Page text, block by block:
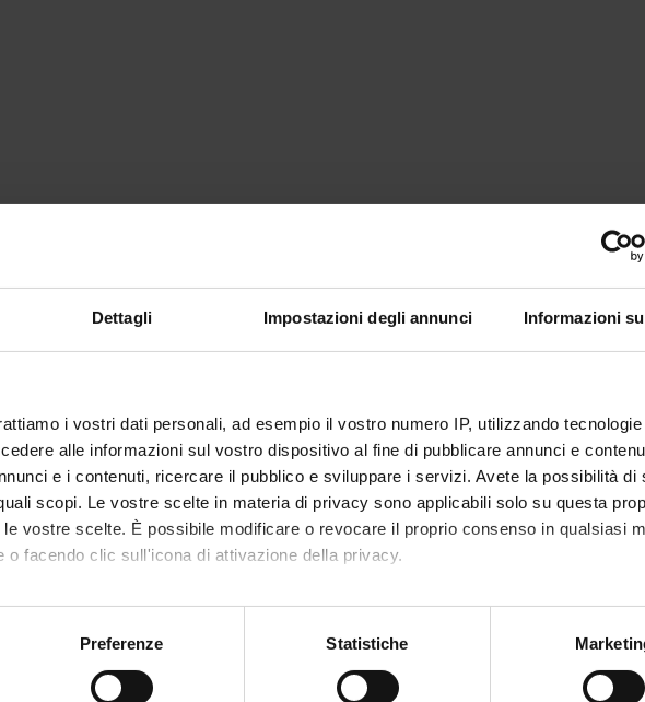
Dettagli Impostazioni degli annunci Informazioni
i vostri dati personali, ad esempio il vostro numero IP, utilizzando
alle informazioni sul vostro dispositivo al fine di pubblicare annunci e
e i contenuti, ricercare il pubblico e sviluppare i servizi. Avete la possibilità di
scopi. Le vostre scelte in materia di privacy sono applicabili solo su questa
vostre scelte. È possibile modificare o revocare il proprio consenso in qualsiasi
o facendo clic sull'icona di attivazione della privacy.
anche:
sulla tua posizione geografica, con un'approssimazione di qualche metro,
Preferenze Statistiche